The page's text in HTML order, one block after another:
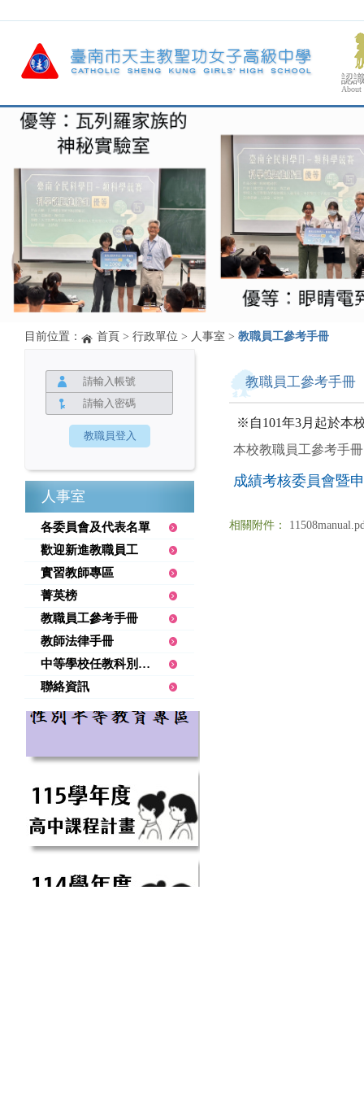
認
About
目前位置： 首頁 > 行政單位 > 人事室 > 教職員工參考手冊
人事室
各委員會及代表名單
歡迎新進教職員工
實習教師專區
菁英榜
教職員工參考手冊
教師法律手冊
中等學校任教科別教師證書對照表
聯絡資訊
教職員工參考手冊
※自101年3月起於本
本校教職員工參考手冊
成績考核委員會暨
相關附件：